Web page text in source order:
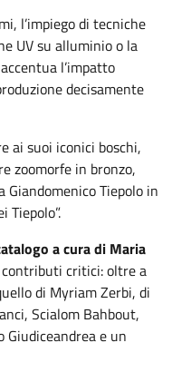
l’impiego di tecniche
UV su alluminio o la
l’impatto
decisamente
ai suoi iconici boschi,
zoomorfe in bronzo,
Giandomenico Tiepolo in
Tiepolo”.
a cura di Maria
critici: oltre a
di Myriam Zerbi, di
Scialom Bahbout,
Giudiceandrea e un